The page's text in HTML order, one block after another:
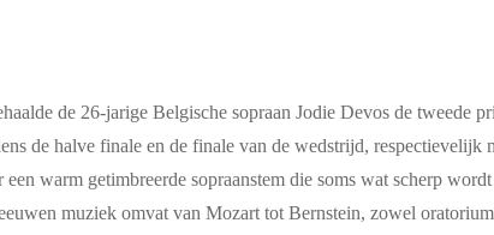
de 26-jarige Belgische sopraan Jodie Devos de tweede
de halve finale en de finale van de wedstrijd,
warm getimbreerde sopraanstem die soms wat scherp
muziek omvat van Mozart tot Bernstein, zowel